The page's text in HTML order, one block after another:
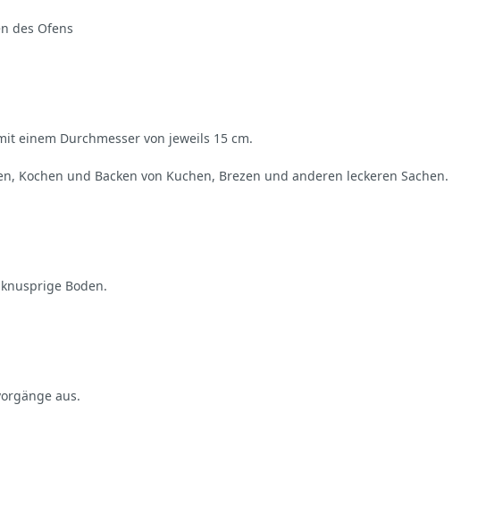
des Ofens
einem Durchmesser von jeweils 15 cm.
Kochen und Backen von Kuchen, Brezen und anderen leckeren Sachen.
Boden.
aus.